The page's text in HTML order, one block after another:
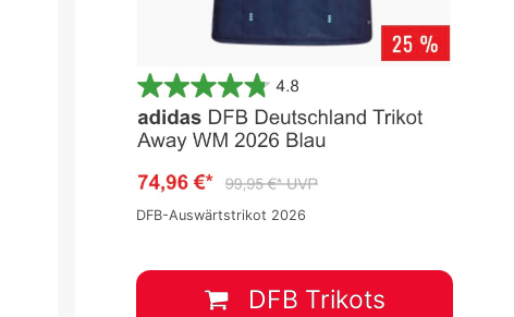
DFB-Auswärtstrikot 2026
DFB Trikots